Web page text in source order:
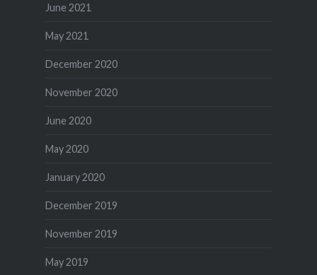
June 2021
May 2021
December 2020
November 2020
June 2020
May 2020
January 2020
December 2019
November 2019
May 2019